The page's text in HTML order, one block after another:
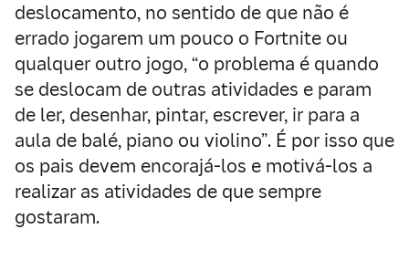
deslocamento, no sentido de que não é
errado jogarem um pouco o Fortnite ou
qualquer outro jogo, “o problema é quando
se deslocam de outras atividades e param
de ler, desenhar, pintar, escrever, ir para a
aula de balé, piano ou violino”. É por isso que
os pais devem encorajá-los e motivá-los a
realizar as atividades de que sempre
gostaram.